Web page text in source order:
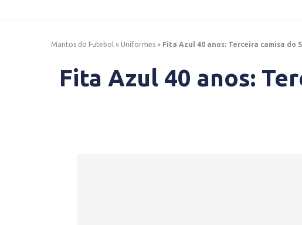
Mantos do Futebol » Uniformes » Fita Azul 40 anos: Terceira camisa do
Fita Azul 40 anos: